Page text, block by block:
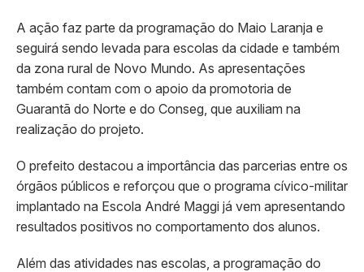
A ação faz parte da programação do Maio Laranja e
seguirá sendo levada para escolas da cidade e também
da zona rural de Novo Mundo. As apresentações
também contam com o apoio da promotoria de
Guarantã do Norte e do Conseg, que auxiliam na
realização do projeto.
O prefeito destacou a importância das parcerias entre os
órgãos públicos e reforçou que o programa cívico-militar
implantado na Escola André Maggi já vem apresentando
resultados positivos no comportamento dos alunos.
Além das atividades nas escolas, a programação do